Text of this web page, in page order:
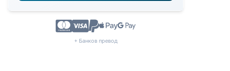
+ Банков превод